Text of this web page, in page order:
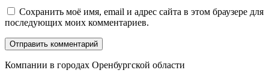
Сохранить моё имя, email и адрес сайта в этом браузере для
последующих моих комментариев.
Компании в городах Оренбургской области